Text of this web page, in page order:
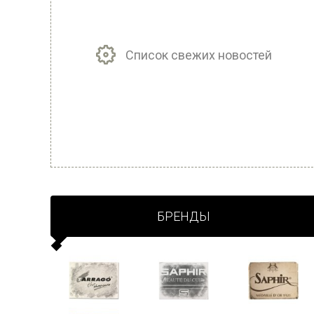
Список свежих новостей
БРЕНДЫ